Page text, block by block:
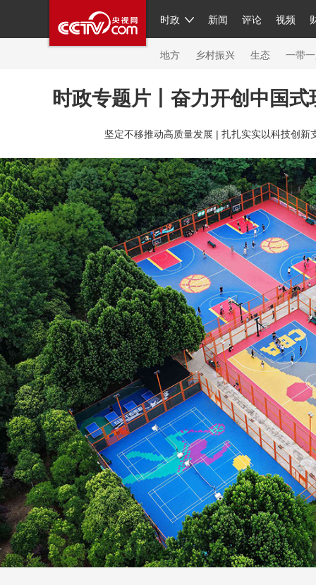
时政 新闻 评论 视频
人民领袖习近平 联播+ 中国
直播 片库 栏目大全 节目单
繁体 海外频道 iPanda
地方 乡村振兴 生态 一带
总台春晚 网络春晚 共产党员网 秧纪录 纪
新闻 国内 国际 评论 经济 军事 科技
人民领袖习近平 联播+ 热解读 天天学习 习
视频 小央视频 小央直播 直播中国 熊猫频
现场 前线 比划 快看 蓝海中国 新兵请入
体育 直播 竞猜 2026年世界杯 2026年冬奥
VIP会员 CCTV奥林匹克频道 生活体育大会
财经 教育 乡村振兴 生态环境 一带一路
大国智造 大国展会 大国保险 云顶对话 云
CCTV.节目官网 直播 节目单 栏目 片库
时政专题片丨奋力开创中国
坚定不移推动高质量发展 | 扎扎实实以科技创新